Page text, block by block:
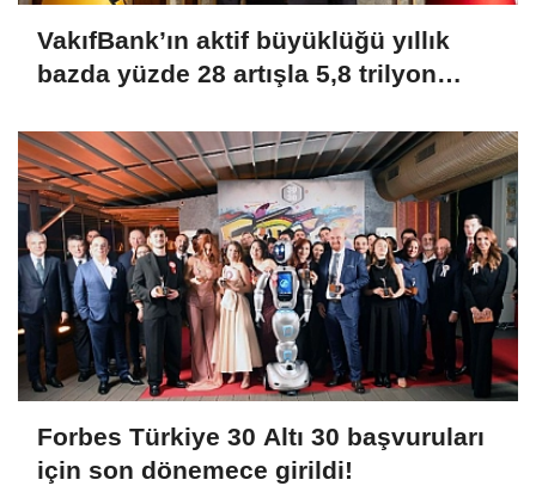
VakıfBank’ın aktif büyüklüğü yıllık
bazda yüzde 28 artışla 5,8 trilyon
Forbes Türkiye 30 Altı 30 başvuruları
için son dönemece girildi!